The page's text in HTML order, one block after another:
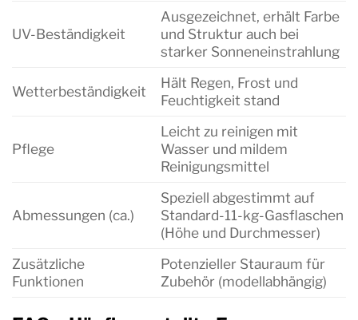
UV-Beständigkeit
Ausgezeichnet, erhält Farbe
und Struktur auch bei
starker Sonneneinstrahlung
Wetterbeständigkeit
Hält Regen, Frost und
Feuchtigkeit stand
Pflege
Leicht zu reinigen mit
Wasser und mildem
Reinigungsmittel
Abmessungen (ca.)
Speziell abgestimmt auf
Standard-11-kg-Gasflaschen
(Höhe und Durchmesser)
Zusätzliche
Funktionen
Potenzieller Stauraum für
Zubehör (modellabhängig)